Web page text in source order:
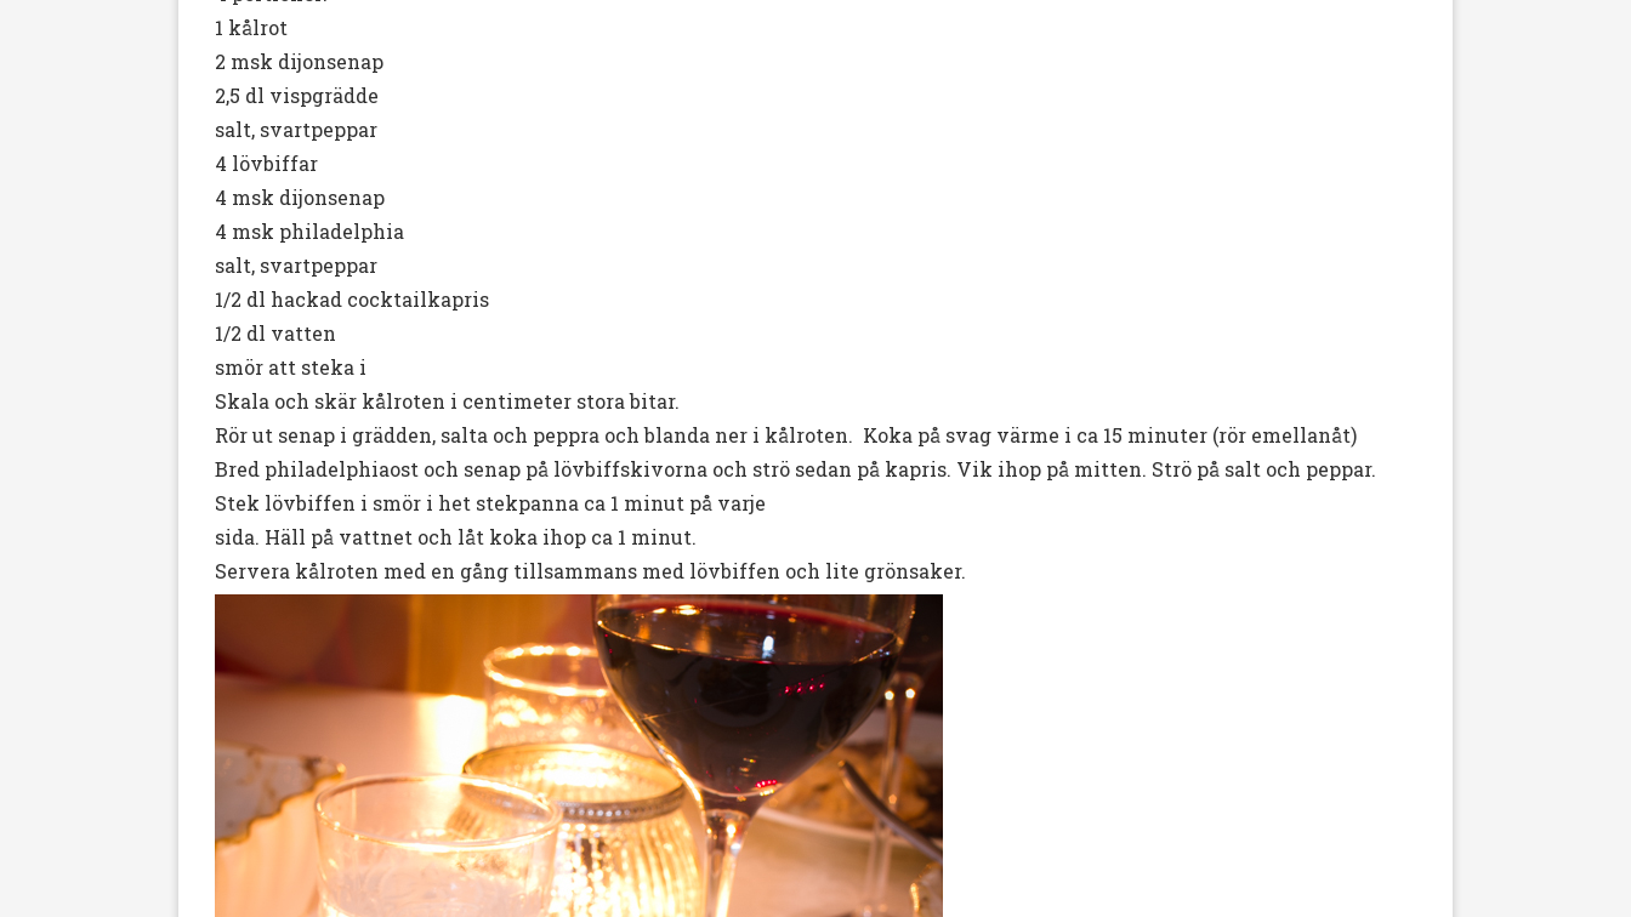
1 kålrot
2 msk dijonsenap
2,5 dl vispgrädde
salt, svartpeppar
4 lövbiffar
4 msk dijonsenap
4 msk philadelphia
salt, svartpeppar
1/2 dl hackad cocktailkapris
1/2 dl vatten
smör att steka i
Skala och skär kålroten i centimeter stora bitar.
Rör ut senap i grädden, salta och peppra och blanda ner i kålroten. Koka på svag värme i ca 15 minuter (rör emellanåt)
Bred philadelphiaost och senap på lövbiffskivorna och strö sedan på kapris. Vik ihop på mitten. Strö på salt och peppar.
Stek lövbiffen i smör i het stekpanna ca 1 minut på varje
sida. Häll på vattnet och låt koka ihop ca 1 minut.
Servera kålroten med en gång tillsammans med lövbiffen och lite grönsaker.